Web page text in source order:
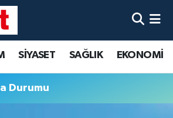
SİYASET SAĞLIK EKONOMİ
Durumu
Durumu
Yoğunluk Haritası